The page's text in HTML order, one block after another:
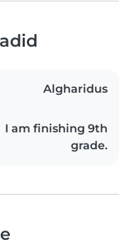
Algharidus
I am finishing 9th
grade.